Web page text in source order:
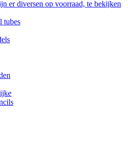
er diversen op voorraad, te bekijken
tubes